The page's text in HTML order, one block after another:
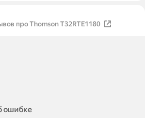
про Thomson T32RTE1180
ошибке